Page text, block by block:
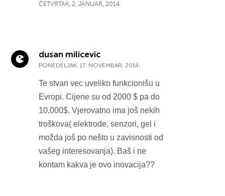
ČETVRTAK, 2. JANUAR, 2014.
dusan milicevic
PONEDELJAK, 17. NOVEMBAR, 2014.
Te stvari vec uveliko funkcionišu u
Evropi. Cijene su od 2000 $ pa do
10,000$. Vjerovatno ima još nekih
troškova( elektrode, senzori, gel i
možda još po nešto u zavisnosti od
vašeg interesovanja). Baš i ne
kontam kakva je ovo inovacija??